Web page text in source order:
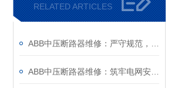
RELATED ARTICLES